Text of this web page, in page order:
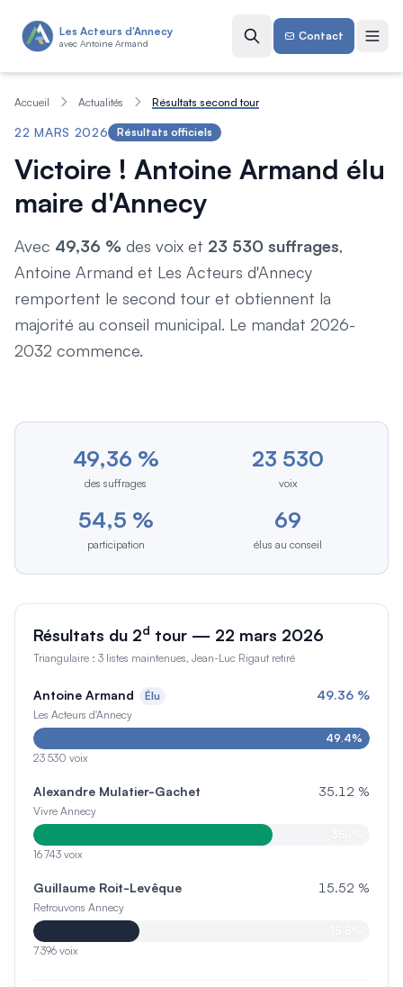
Les Acteurs d'Annecy
avec Antoine Armand
Contact
Accueil Actualités Résultats second tour
22 MARS 2026 Résultats officiels
Victoire ! Antoine Armand élu
maire d'Annecy
Avec 49,36 % des voix et 23 530 suffrages,
Antoine Armand et Les Acteurs d'Annecy
remportent le second tour et obtiennent la
majorité au conseil municipal. Le mandat 2026-
2032 commence.
Antoine Armand et son équipe, soir de la victoire — 22
49,36 %
des suffrages
23 530
voix
54,5 %
participation
69
élus au conseil
Résultats du 2d tour — 22 mars 2026
Triangulaire : 3 listes maintenues, Jean-Luc Rigaut retiré
Antoine Armand
Élu
Les Acteurs d'Annecy
49.36 %
49.4%
23 530 voix
Alexandre Mulatier-Gachet
Vivre Annecy
35.12 %
16 743 voix
Guillaume Roit-Levêque
Retrouvons Annecy
15.52 %
7 396 voix